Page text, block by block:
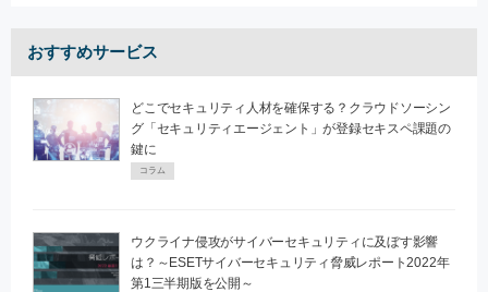
おすすめサービス
どこでセキュリティ人材を確保する？クラウドソーシン
グ「セキュリティエージェント」が登録セキスペ課題の
鍵に
コラム
ウクライナ侵攻がサイバーセキュリティに及ぼす影響
は？～ESETサイバーセキュリティ脅威レポート2022年
第1三半期版を公開～